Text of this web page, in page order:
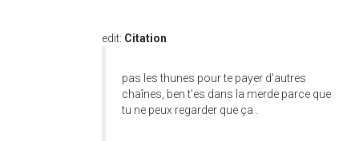
edit: Citation
pas les thunes pour te payer d'autres
chaînes, ben t'es dans la merde parce que
tu ne peux regarder que ça .